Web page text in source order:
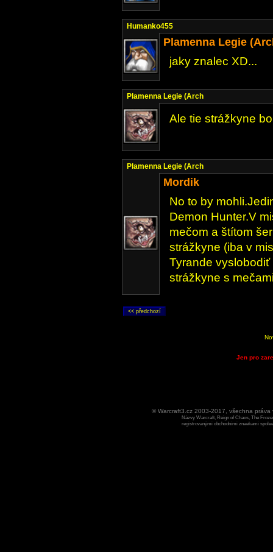
Humanko455
Plamenna Legie
jaky znalec XD...
Plamenna Legie (Arch
Ale tie strážkyne
Plamenna Legie (Arch
Mordik
No to by
Demon Hunter.V
mečom a štítom
strážkyne (iba v
Tyrande vyslobodiť
strážkyne s
Jen pro
© Warcraft3.cz 2003-2017, všechna
Názvy Warcraft, Reign of Chaos, The
registrovanými obchodními znaekami